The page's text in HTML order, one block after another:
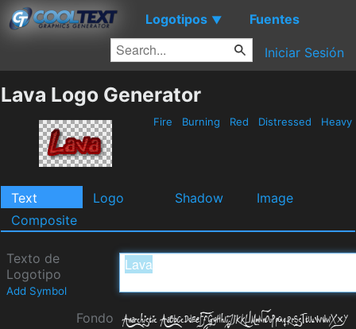
Logotipos ▼ Fuentes
Iniciar Sesión
Lava Logo Generator
Fire Burning Red Distressed Heavy
Text Logo Shadow
Image
Composite
Texto de
Logotipo
Add Symbol
Fondo